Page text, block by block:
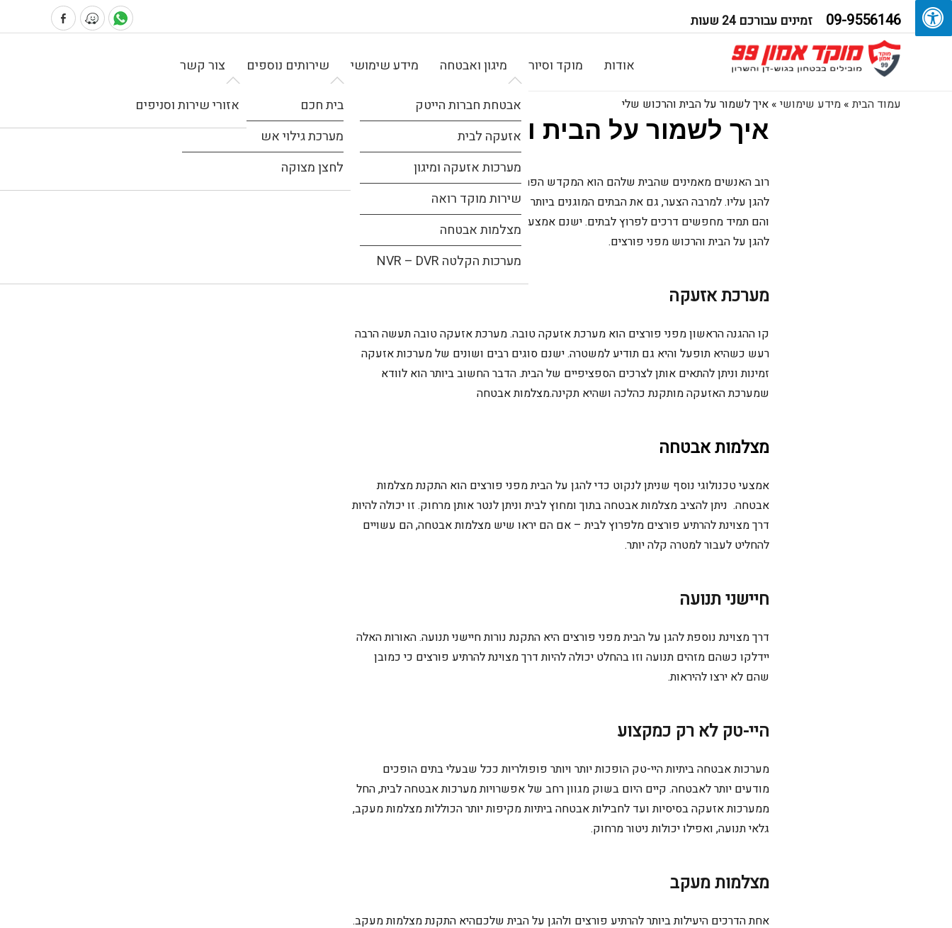
09-9556146 זמינים עבורכם 24 שעות
אודות מוקד וסיור מיגון ואבטחה
אבטחת חברות הייטק
אזעקה לבית
מערכות אזעקה ומיגון
שירות מוקד רואה
מצלמות אבטחה
מערכות הקלטה NVR – DVR
מידע שימושי שירותים נוספים
בית חכם
מערכת גילוי אש
לחצן מצוקה
צור קשר
אזורי שירות וסניפים עמוד הבית» מידע שימושי » איך לשמור על הבית והרכוש שלי
איך לשמור על הבית והרכוש שלי
רוב האנשים מאמינים שהבית שלהם הואהמקדש הפרטישלהם והם יעשו כל מה שצריך כדי
להגן עליו. למרבה הצער, גם את הבתים המוגנים ביותר ניתן לפרוץ. פורצים נמצאים בכל מקום
והם תמיד מחפשים דרכים לפרוץ לבתים. ישנם אמצעים טכנולוגיים רבים שניתן לנקוט כדי
להגן על הבית והרכוש מפני פורצים.
מערכת אזעקה
קו ההגנה הראשון מפני פורצים הוא מערכת אזעקה טובה. מערכת אזעקה טובה תעשה הרבה
רעש כשהיא תופעל והיא גם תודיע למשטרה. ישנם סוגים רבים ושונים של מערכות אזעקה
זמינות וניתן להתאים אותן לצרכים הספציפיים של הבית. הדבר החשוב ביותר הוא לוודא
שמערכת האזעקהמותקנת כהלכה ושהיא תקינה.מצלמות אבטחה
מצלמות אבטחה
אמצעי טכנולוגי נוסף שניתן לנקוט כדי להגן על הבית מפני פורצים הוא התקנת מצלמות
אבטחה. ניתן להציב מצלמות אבטחה בתוך ומחוץ לבית וניתןלנטראותן מרחוק. זויכולה להיות
דרך מצוינת להרתיע פורצים מלפרוץ לבית–אם הם יראו שיש מצלמות אבטחה, הם עשויים
להחליט לעבור למטרה קלה יותר.
חיישני תנועה
דרך מצוינת נוספת להגן על הבית מפני פורצים היא התקנת נורות חיישני תנועה. האורות האלה
יידלקו כשהם מזהים תנועה וזובהחלטיכולה להיות דרך מצוינת להרתיע פורצים כי כמובן
שהם לא ירצו להיראות.
היי-טק לא רק כמקצוע
מערכות אבטחה ביתיות היי-טק הופכות יותר ויותר פופולריות ככל שבעלי בתים הופכים
מודעים יותר לאבטחה. קיים היום בשוק מגוון רחב של אפשרויות מערכות אבטחה לבית, החל
ממערכות אזעקה בסיסיות ועד לחבילות אבטחה ביתיות מקיפות יותר הכוללות מצלמות מעקב,
גלאי תנועה, ואפילו יכולות ניטור מרחוק.
מצלמות מעקב
אחתהדרכים היעילות ביותר להרתיע פורצים ולהגן על הבית שלכםהיא התקנת מצלמות מעקב.